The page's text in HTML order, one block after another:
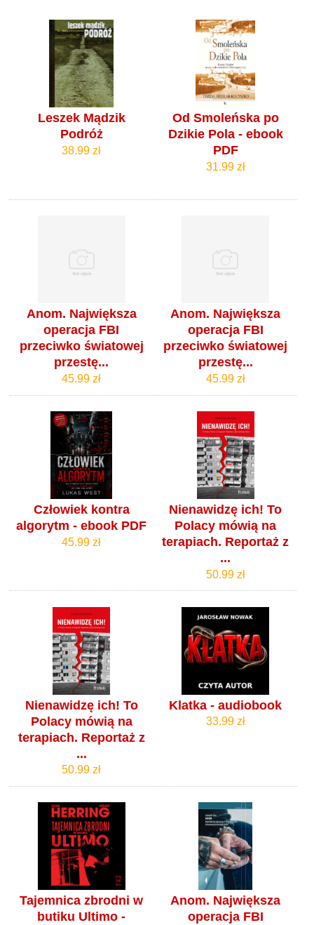
Leszek Mądzik
Podróż
38.99 zł
Od Smoleńska po
Dzikie Pola - ebook
PDF
31.99 zł
Anom. Największa
operacja FBI
przeciwko światowej
przestę...
45.99 zł
Anom. Największa
operacja FBI
przeciwko światowej
przestę...
45.99 zł
Człowiek kontra
algorytm - ebook PDF
45.99 zł
Nienawidzę ich! To
Polacy mówią na
terapiach. Reportaż z
...
50.99 zł
Nienawidzę ich! To
Polacy mówią na
terapiach. Reportaż z
...
50.99 zł
Klatka - audiobook
33.99 zł
Tajemnica zbrodni w
butiku Ultimo -
Anom. Największa
operacja FBI